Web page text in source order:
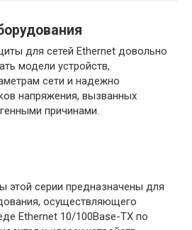
для сетей Ethernet довольно
модели устройств,
сети и надежно
напряжения, вызванных
причинами.
этой серии предназначены для
осуществляющего
Ethernet 10/100Base-TX по